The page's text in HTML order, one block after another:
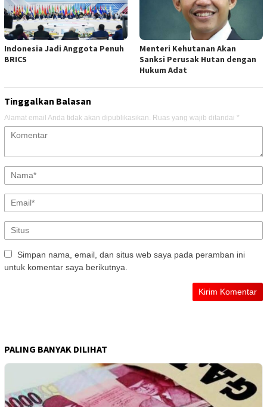
Indonesia Jadi Anggota Penuh
BRICS
Menteri Kehutanan Akan
Sanksi Perusak Hutan dengan
Hukum Adat
Tinggalkan Balasan
Alamat email Anda tidak akan dipublikasikan. Ruas yang wajib ditandai *
Simpan nama, email, dan situs web saya pada peramban ini
untuk komentar saya berikutnya.
PALING BANYAK DILIHAT